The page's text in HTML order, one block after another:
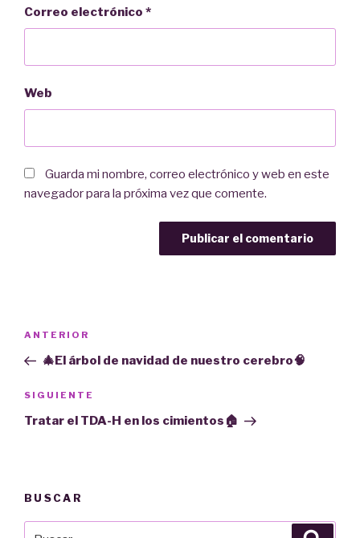
Correo electrónico *
Web
Guarda mi nombre, correo electrónico y web en este
navegador para la próxima vez que comente.
entradas
Entrada
anterior:
ANTERIOR
🎄El árbol de navidad de nuestro cerebro🧠
Siguiente
entrada
SIGUIENTE
Tratar el TDA-H en los cimientos🏠
BUSCAR